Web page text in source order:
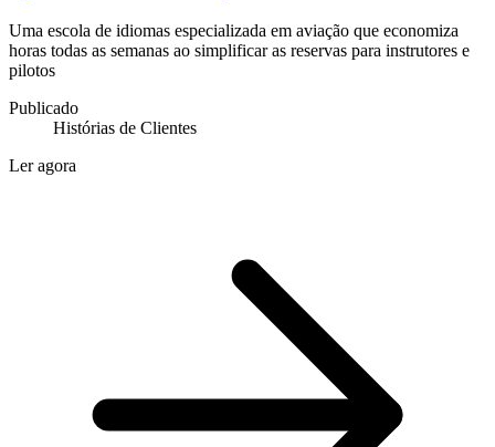
Uma escola de idiomas especializada em aviação que economiza
horas todas as semanas ao simplificar as reservas para instrutores e
pilotos
Publicado
Histórias de Clientes
Ler agora